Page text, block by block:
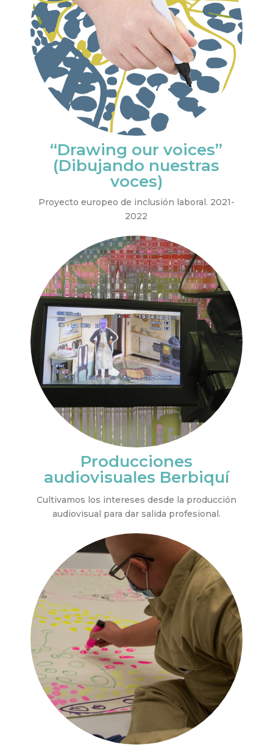
“Drawing our voices”
(Dibujando nuestras
voces)
Proyecto europeo de inclusión laboral. 2021-
2022
Producciones
audiovisuales Berbiquí
Cultivamos los intereses desde la producción
audiovisual para dar salida profesional.